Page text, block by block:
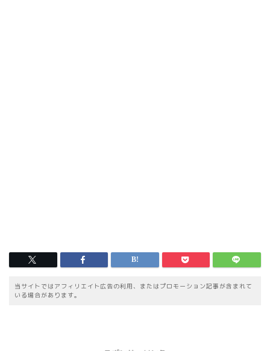
当サイトではアフィリエイト広告の利用、またはプロモーション記事が含まれて
いる場合があります。